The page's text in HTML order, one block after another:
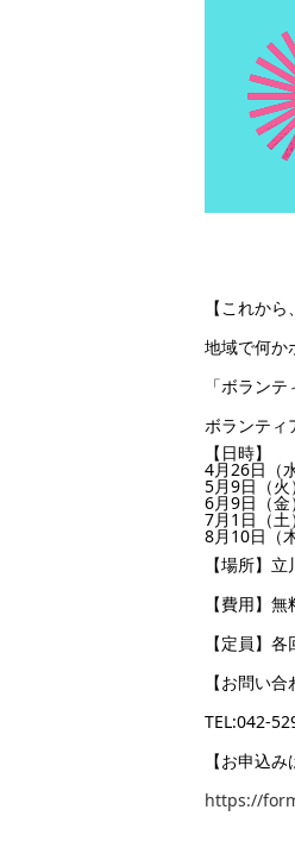
【これか
地域で何か
「ボラン
ボランティ
【日時】
4月26日（
5月9日（
6月9日（
7月1日（
8月10日
【場所】
【費用】無
【定員】各
【お問い
TEL:042-
【お申込
https://